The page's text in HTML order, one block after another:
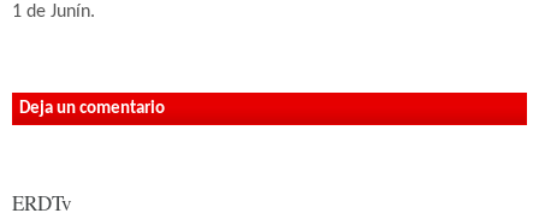
1 de Junín.
Deja un comentario
ERDTv